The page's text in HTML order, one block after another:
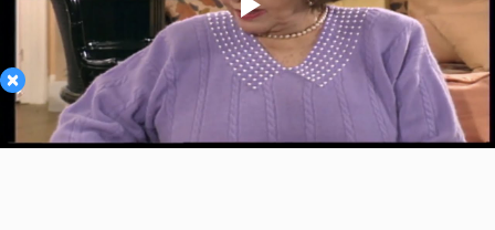
×
Play
Video